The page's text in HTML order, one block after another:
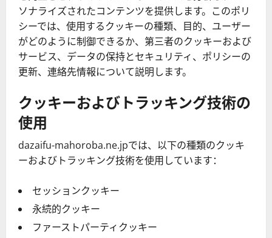
ソナライズされたコンテンツを提供します。このポリ
シーでは、使用するクッキーの種類、目的、ユーザー
がどのように制御できるか、第三者のクッキーおよび
サービス、データの保持とセキュリティ、ポリシーの
更新、連絡先情報について説明します。
クッキーおよびトラッキング技術の
使用
dazaifu-mahoroba.ne.jpでは、以下の種類のクッキ
ーおよびトラッキング技術を使用しています：
セッションクッキー
永続的クッキー
ファーストパーティクッキー